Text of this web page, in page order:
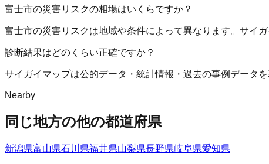
富士市の災害リスクの相場はいくらですか？
富士市の災害リスクは地域や条件によって異なります。サイ
診断結果はどのくらい正確ですか？
サイガイマップは公的データ・統計情報・過去の事例データ
Nearby
同じ地方の他の都道府県
新潟県富山県石川県福井県山梨県長野県岐阜県愛知県